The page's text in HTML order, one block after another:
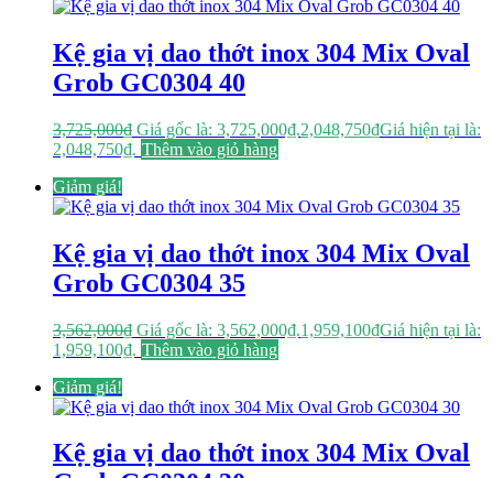
Kệ gia vị dao thớt inox 304 Mix Oval
Grob GC0304 40
3,725,000₫ Giá gốc là: 3,725,000₫.2,048,750₫Giá hiện tại là:
2,048,750₫. Thêm vào giỏ hàng
Giảm giá!
Kệ gia vị dao thớt inox 304 Mix Oval
Grob GC0304 35
3,562,000₫ Giá gốc là: 3,562,000₫.1,959,100₫Giá hiện tại là:
1,959,100₫. Thêm vào giỏ hàng
Giảm giá!
Kệ gia vị dao thớt inox 304 Mix Oval